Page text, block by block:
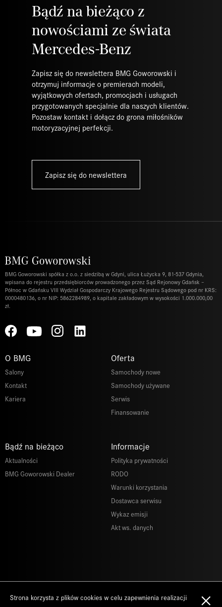
Bądź na bieżąco z
nowościami ze świata
Mercedes-Benz
Zapisz się do newslettera BMG Goworowski i
otrzymuj informacje o premierach modeli,
wyjątkowych ofertach, promocjach i usługach
przygotowanych specjalnie dla naszych klientów.
Pozostaw kontakt i dołącz do grona miłośników
motoryzacyjnej perfekcji.
Zapisz się do newslettera
BMG Goworowski spółka z o.o. z siedzibą w Gdyni, ulica Łużycka 9, 81-537 Gdynia,
wpisana do rejestru przedsiębiorców prowadzonego przez Sąd Rejonowy Gdańsk –
Północ w Gdańsku VIII Wydział Gospodarczy Krajowego Rejestru Sądowego pod nr KRS:
0000480136, o nr NIP: 5862284989, o kapitale zakładowym w wysokości 1.000.000,00
zł.
O BMG
Salony
Kontakt
Kariera
Oferta
Samochody nowe
Samochody używane
Serwis
Finansowanie
Bądź na bieżąco
Aktualności
BMG Goworowski Dealer
Informacje
Polityka prywatności
RODO
Warunki korzystania
Dostawca serwisu
Wykaz emisji
Akt ws. danych
Copyrights 2026 BMG Goworowski
Strona korzysta z plików cookies w celu zapewnienia realizacji
×